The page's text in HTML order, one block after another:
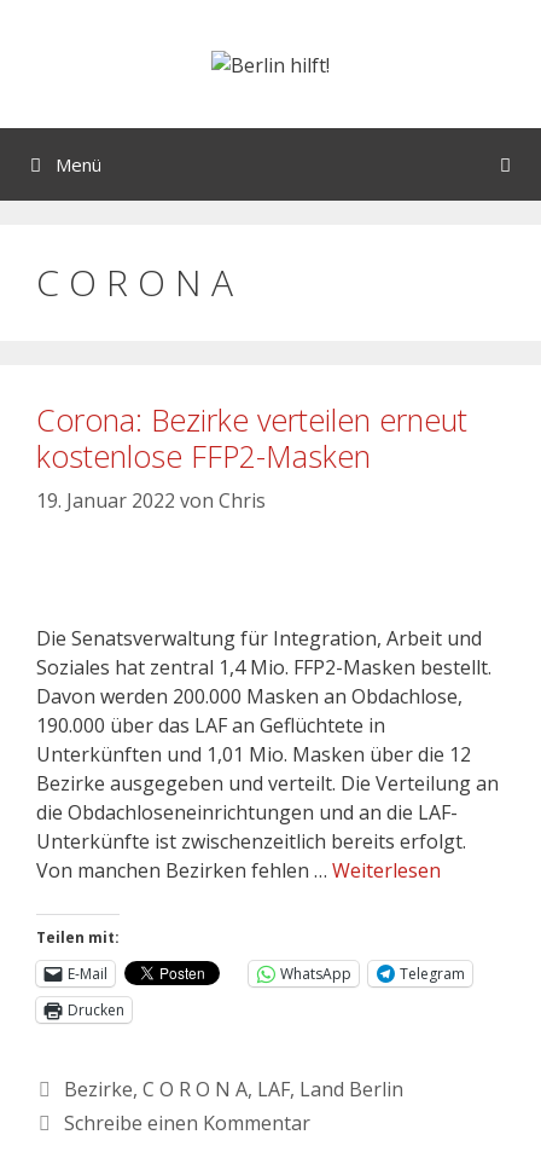
Menü
C O R O N A
Corona: Bezirke verteilen erneut
kostenlose FFP2-Masken
19. Januar 2022 von Chris
Die Senatsverwaltung für Integration, Arbeit und
Soziales hat zentral 1,4 Mio. FFP2-Masken bestellt.
Davon werden 200.000 Masken an Obdachlose,
190.000 über das LAF an Geflüchtete in
Unterkünften und 1,01 Mio. Masken über die 12
Bezirke ausgegeben und verteilt. Die Verteilung an
die Obdachloseneinrichtungen und an die LAF-
Unterkünfte ist zwischenzeitlich bereits erfolgt.
Von manchen Bezirken fehlen … Weiterlesen
Teilen mit:
E-Mail
WhatsApp
Telegram
Drucken
Bezirke, C O R O N A, LAF, Land Berlin
Schreibe einen Kommentar